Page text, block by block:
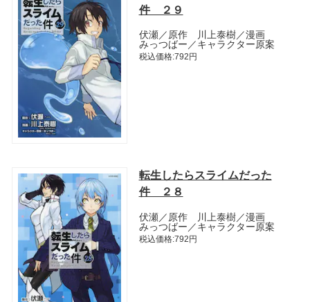
件 ２９
伏瀬／原作 川上泰樹／漫画
みっつばー／キャラクター原案
税込価格:792円
転生したらスライムだった
件 ２８
伏瀬／原作 川上泰樹／漫画
みっつばー／キャラクター原案
税込価格:792円